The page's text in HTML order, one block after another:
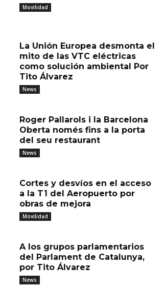
Movilidad
La Unión Europea desmonta el
mito de las VTC eléctricas
como solución ambiental Por
Tito Álvarez
News
Roger Pallarols i la Barcelona
Oberta només fins a la porta
del seu restaurant
News
Cortes y desvíos en el acceso
a la T1 del Aeropuerto por
obras de mejora
Movilidad
A los grupos parlamentarios
del Parlament de Catalunya,
por Tito Álvarez
News